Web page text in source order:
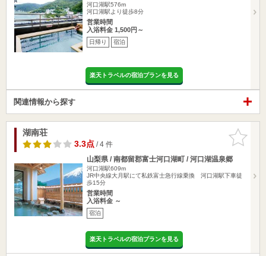
河口湖駅576m
河口湖駅より徒歩8分
営業時間
入浴料金 1,500円～
日帰り 宿泊
楽天トラベルの宿泊プランを見る
関連情報から探す
お気に入
りに追加
湖南荘
3.3点/ 4 件
山梨県 / 南都留郡富士河口湖町 / 河口湖温泉郷
河口湖駅609m
JR中央線大月駅にて私鉄富士急行線乗換 河口湖駅下車徒
歩15分
営業時間
入浴料金 ～
宿泊
楽天トラベルの宿泊プランを見る